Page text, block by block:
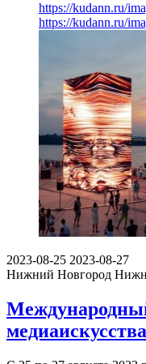
https://kudann.ru/
https://kudann.ru/
2023-08-25 2023-08-27
Нижний Новгород